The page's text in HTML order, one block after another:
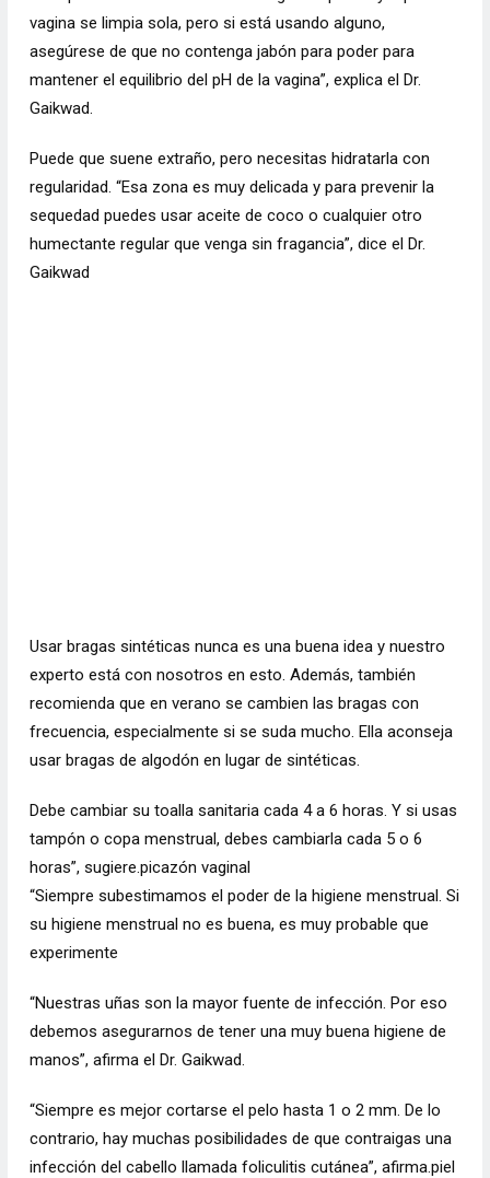
vagina se limpia sola, pero si está usando alguno,
asegúrese de que no contenga jabón para poder para
mantener el equilibrio del pH de la vagina”, explica el Dr.
Gaikwad.
Puede que suene extraño, pero necesitas hidratarla con
regularidad. “Esa zona es muy delicada y para prevenir la
sequedad puedes usar aceite de coco o cualquier otro
humectante regular que venga sin fragancia”, dice el Dr.
Gaikwad
Usar bragas sintéticas nunca es una buena idea y nuestro
experto está con nosotros en esto. Además, también
recomienda que en verano se cambien las bragas con
frecuencia, especialmente si se suda mucho. Ella aconseja
usar bragas de algodón en lugar de sintéticas.
Debe cambiar su toalla sanitaria cada 4 a 6 horas. Y si usas
tampón o copa menstrual, debes cambiarla cada 5 o 6
horas”, sugiere.picazón vaginal
“Siempre subestimamos el poder de la higiene menstrual. Si
su higiene menstrual no es buena, es muy probable que
experimente
“Nuestras uñas son la mayor fuente de infección. Por eso
debemos asegurarnos de tener una muy buena higiene de
manos”, afirma el Dr. Gaikwad.
“Siempre es mejor cortarse el pelo hasta 1 o 2 mm. De lo
contrario, hay muchas posibilidades de que contraigas una
infección del cabello llamada foliculitis cutánea”, afirma.piel